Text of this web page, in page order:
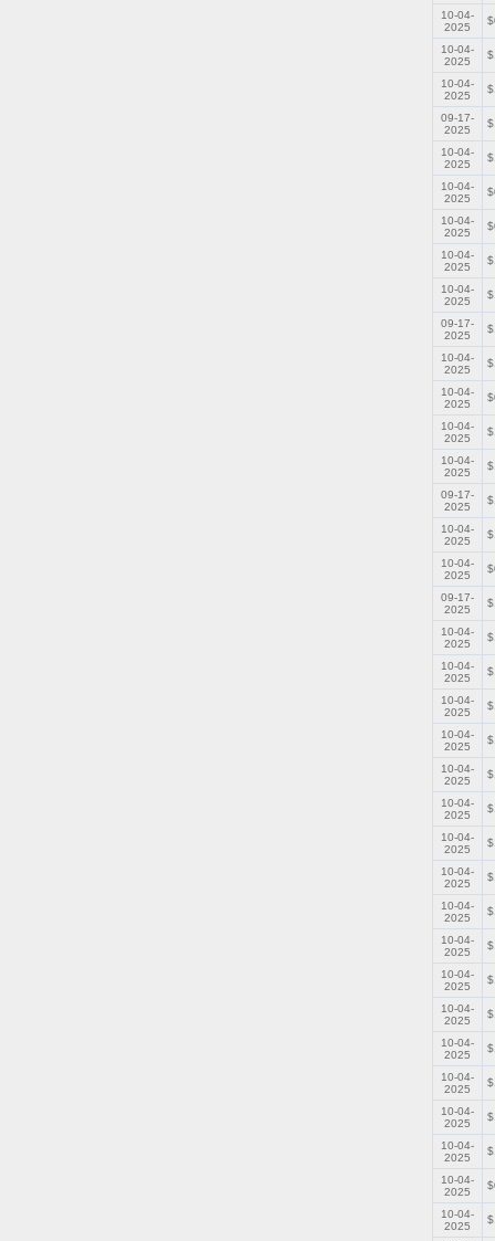
10-04-
2025
10-04-
2025
10-04-
2025
09-17-
2025
10-04-
2025
10-04-
2025
10-04-
2025
10-04-
2025
10-04-
2025
09-17-
2025
10-04-
2025
10-04-
2025
10-04-
2025
10-04-
2025
09-17-
2025
10-04-
2025
10-04-
2025
09-17-
2025
10-04-
2025
10-04-
2025
10-04-
2025
10-04-
2025
10-04-
2025
10-04-
2025
10-04-
2025
10-04-
2025
10-04-
2025
10-04-
2025
10-04-
2025
10-04-
2025
10-04-
2025
10-04-
2025
10-04-
2025
10-04-
2025
10-04-
2025
10-04-
2025